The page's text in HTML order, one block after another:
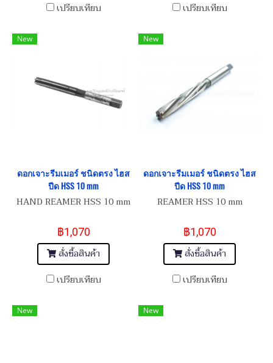
เปรียบเทียบ
เปรียบเทียบ
New
ดอกเจาะรีมเมอร์ ชนิดตรง ไฮส
ปีด HSS 10 mm
HAND REAMER HSS 10 mm
฿1,070
สั่งซื้อสินค้า
เปรียบเทียบ
New
ดอกเจาะรีมเมอร์ ชนิดตรง ไฮส
ปีด HSS 10 mm
REAMER HSS 10 mm
฿1,070
สั่งซื้อสินค้า
เปรียบเทียบ
New New